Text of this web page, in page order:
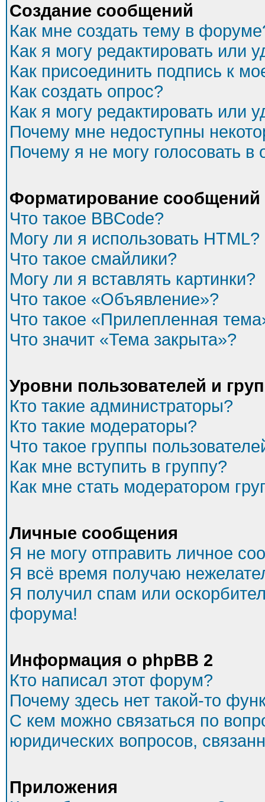
Создание сообщений
Как мне создать тему в
Как я могу редактировать или
Как присоединить подпись к
Как создать опрос?
Как я могу редактировать или
Почему мне недоступны
Почему я не могу голосовать в
Форматирование
Что такое BBCode?
Могу ли я использовать HTML?
Что такое смайлики?
Могу ли я вставлять картинки?
Что такое «Объявление»?
Что такое «Прилепленная
Что значит «Тема закрыта»?
Уровни пользователей и
Кто такие администраторы?
Кто такие модераторы?
Что такое группы
Как мне вступить в группу?
Как мне стать модератором
Личные сообщения
Я не могу отправить личное
Я всё время получаю
Я получил спам или
форума!
Информация о phpBB 2
Кто написал этот форум?
Почему здесь нет такой-то
С кем можно связаться по
юридических вопросов,
Приложения